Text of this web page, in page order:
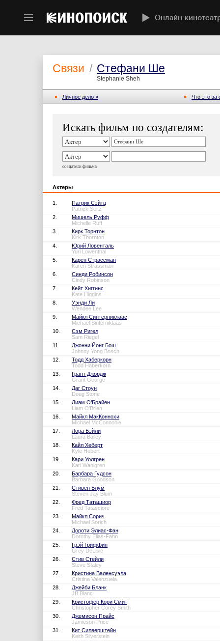
Онлайн-
Связи / Стефани Ше
Stephanie Sheh
Личное дело » Что это за
Искать фильм по создателям:
создатели фильма
Актеры
1.
Патрик Сэйтц
Patrick Seitz
2.
Мишель Руфф
Michelle Ruff
3.
Кирк Торнтон
Kirk Thornton
4.
Юрий Ловенталь
Yuri Lowenthal
5.
Карен Страссман
Karen Strassman
6.
Синди Робинсон
Cindy Robinson
7.
Кейт Хиггинс
Kate Higgins
8.
Уэнди Ли
Wendee Lee
9.
Майкл Синтерниклаас
Michael Sinterniklaas
10.
Сэм Ригел
Sam Riegel
11.
Джонни Йонг Бош
Johnny Yong Bosch
12.
Тодд Хаберкорн
Todd Haberkorn
13.
Грант Джордж
Grant George
14.
Даг Стоун
Doug Stone
15.
Лиам О’Брайен
Liam O'Brien
16.
Майкл МакКоннохи
Michael McConnohie
17.
Лора Бэйли
Laura Bailey
18.
Кайл Хеберт
Kyle Hebert
19.
Кари Уолгрен
Kari Wahlgren
20.
Барбара Гудсон
Barbara Goodson
21.
Стивен Блум
Steven Jay Blum
22.
Фред Таташиор
Fred Tatasciore
23.
Майкл Сорич
Michael Sorich
24.
Дороти Элиас-Фан
Dorothy Elias-Fahn
25.
Грэй Гриффин
Grey DeLisle
26.
Стив Стейли
Steve Staley
27.
Кристина Валенсуэла
Cristina Valenzuela
28.
Джейби Бланк
JB Blanc
29.
Кристофер Кори Смит
Christopher Corey Smith
30.
Джемисон Прайс
Jamieson Price
31.
Кит Силверштейн
Keith Silverstein